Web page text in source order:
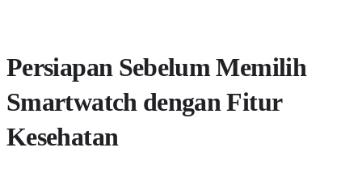
Persiapan Sebelum Memilih
Smartwatch dengan Fitur
Kesehatan